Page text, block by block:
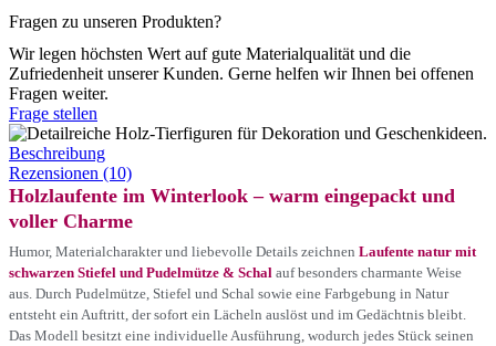
Fragen zu unseren Produkten?
Wir legen höchsten Wert auf gute Materialqualität und die
Zufriedenheit unserer Kunden. Gerne helfen wir Ihnen bei offenen
Fragen weiter.
Frage stellen
Beschreibung
Rezensionen (10)
Holzlaufente im Winterlook – warm eingepackt und
voller Charme
Humor, Materialcharakter und liebevolle Details zeichnen Laufente natur mit
schwarzen Stiefel und Pudelmütze & Schal auf besonders charmante Weise
aus. Durch Pudelmütze, Stiefel und Schal sowie eine Farbgebung in Natur
entsteht ein Auftritt, der sofort ein Lächeln auslöst und im Gedächtnis bleibt.
Das Modell besitzt eine individuelle Ausführung, wodurch jedes Stück seinen